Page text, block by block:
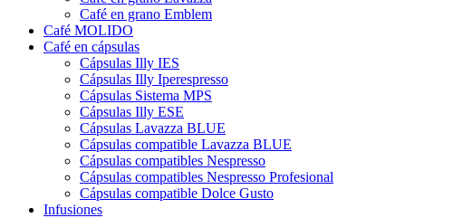
Café en grano Emblem
Café MOLIDO
Café en cápsulas
Cápsulas Illy IES
Cápsulas Illy Iperespresso
Cápsulas Sistema MPS
Cápsulas Illy ESE
Cápsulas Lavazza BLUE
Cápsulas compatible Lavazza BLUE
Cápsulas compatibles Nespresso
Cápsulas compatibles Nespresso Profesional
Cápsulas compatible Dolce Gusto
Infusiones